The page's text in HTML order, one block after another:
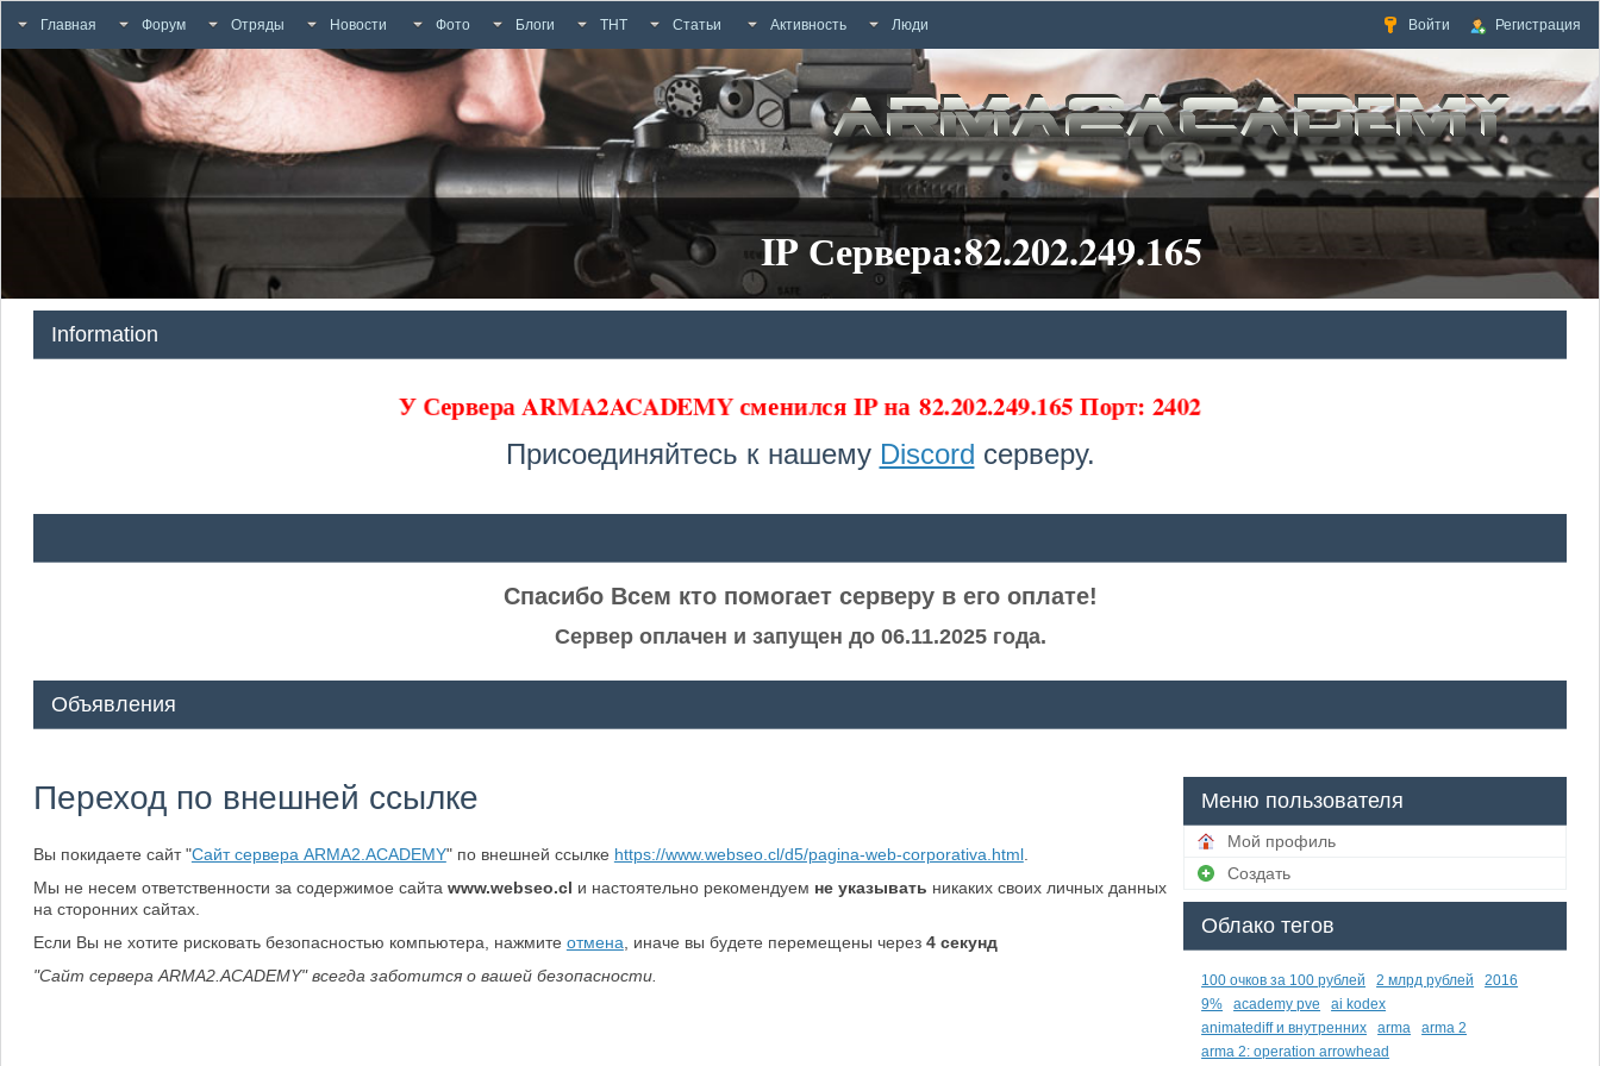
Главная Форум Отряды Новости Фото Блоги ТНТ Статьи Активность Люди Войти Регистрация
IP Сервера:82.202.249.165
Information
У Сервера ARMA2ACADEMY сменился IP на82.202.249.165 Порт: 2402
Присоединяйтесь к нашему Discord серверу.
Спасибо Всем кто помогает серверу в его оплате!
Сервер оплачен и запущен до 06.11.2025 года.
Объявления
Переход по внешней ссылке
Вы покидаете сайт "Сайт сервера ARMA2.ACADEMY" по внешней ссылке https://www.webseo.cl/d5/pagina-web-corporativa.html.
Мы не несем ответственности за содержимое сайта www.webseo.cl и настоятельно рекомендуем не указывать никаких своих личных данных
на сторонних сайтах.
Если Вы не хотите рисковать безопасностью компьютера, нажмите отмена , иначе вы будете перемещены через 4секунд
"Сайт сервера ARMA2.ACADEMY" всегда заботится о вашей безопасности.
Меню пользователя
Мой профиль
Создать
Облако тегов
100 очков за 100 рублей 2 млрд рублей
2016
9%
academy pve
ai kodex
animatediff и внутренних
arma
arma 2
arma 2: operation arrowhead